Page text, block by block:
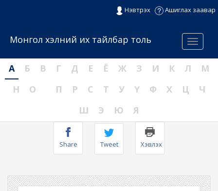
Нэвтрэх Ашиглах заавар
Menu
Монгол хэлний их тайлбар толь
А Б В Г Д Е Ё Ж З И К Л
М
Н
О П Р С Т У Ү Ф Х Ц
Ч
Ш
Э Ю Я
Share Tweet Хэвлэх